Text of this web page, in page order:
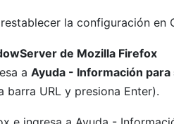
de Mozilla Firefox
a Ayuda - Información
barra URL y presiona Enter).